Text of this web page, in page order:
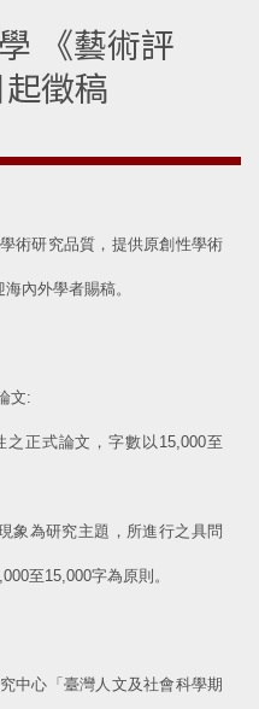
《藝術評
徵稿
術研究品質，提供原創性學術
內外學者賜稿。
文:
正式論文，字數以15,000至
象為研究主題，所進行之具問
至15,000字為原則。
中心「臺灣人文及社會科學期